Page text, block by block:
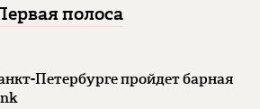
полоса
Петербурге пройдет барная